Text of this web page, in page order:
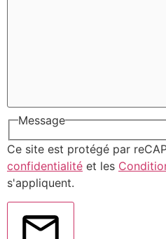
Message
Ce site est protégé par
confidentialité et les
s'appliquent.